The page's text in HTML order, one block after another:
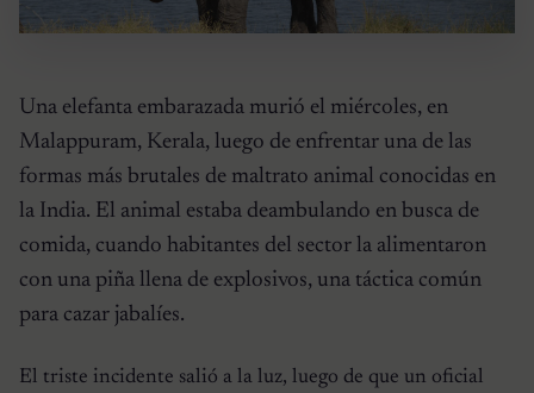
Una elefanta embarazada murió el miércoles, en
Malappuram, Kerala, luego de enfrentar una de las
formas más brutales de maltrato animal conocidas en
la India. El animal estaba deambulando en busca de
comida, cuando habitantes del sector la alimentaron
con una piña llena de explosivos, una táctica común
para cazar jabalíes.
El triste incidente salió a la luz, luego de que un oficial